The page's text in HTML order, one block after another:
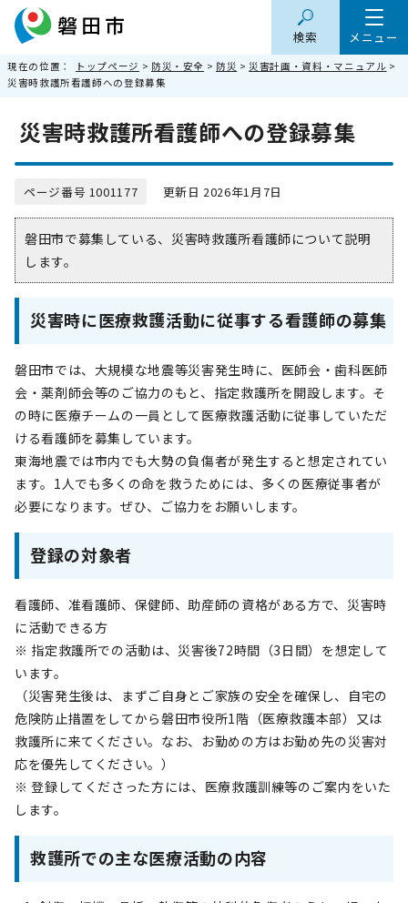
メニュー
検索
現在の位置： トップページ > 防災・安全 > 防災 > 災害計画・資料・マニュアル >
災害時救護所看護師への登録募集
災害時救護所看護師への登録募集
ページ番号 1001177 更新日 2026年1月7日
磐田市で募集している、災害時救護所看護師について説明
します。
災害時に医療救護活動に従事する看護師の募集
磐田市では、大規模な地震等災害発生時に、医師会・歯科医師
会・薬剤師会等のご協力のもと、指定救護所を開設します。そ
の時に医療チームの一員として医療救護活動に従事していただ
ける看護師を募集しています。
東海地震では市内でも大勢の負傷者が発生すると想定されてい
ます。1人でも多くの命を救うためには、多くの医療従事者が
必要になります。ぜひ、ご協力をお願いします。
登録の対象者
看護師、准看護師、保健師、助産師の資格がある方で、災害時
に活動できる方
※ 指定救護所での活動は、災害後72時間（3日間）を想定して
います。
（災害発生後は、まずご自身とご家族の安全を確保し、自宅の
危険防止措置をしてから磐田市役所1階（医療救護本部）又は
救護所に来てください。なお、お勤めの方はお勤め先の災害対
応を優先してください。）
※ 登録してくださった方には、医療救護訓練等のご案内をいた
します。
救護所での主な医療活動の内容